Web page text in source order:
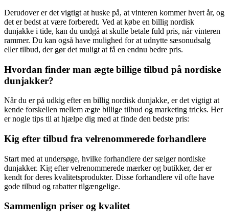
Derudover er det vigtigt at huske på, at vinteren kommer hvert år, og
det er bedst at være forberedt. Ved at købe en billig nordisk
dunjakke i tide, kan du undgå at skulle betale fuld pris, når vinteren
rammer. Du kan også have mulighed for at udnytte sæsonudsalg
eller tilbud, der gør det muligt at få en endnu bedre pris.
Hvordan finder man ægte billige tilbud på nordiske
dunjakker?
Når du er på udkig efter en billig nordisk dunjakke, er det vigtigt at
kende forskellen mellem ægte billige tilbud og marketing tricks. Her
er nogle tips til at hjælpe dig med at finde den bedste pris:
Kig efter tilbud fra velrenommerede forhandlere
Start med at undersøge, hvilke forhandlere der sælger nordiske
dunjakker. Kig efter velrenommerede mærker og butikker, der er
kendt for deres kvalitetsprodukter. Disse forhandlere vil ofte have
gode tilbud og rabatter tilgængelige.
Sammenlign priser og kvalitet